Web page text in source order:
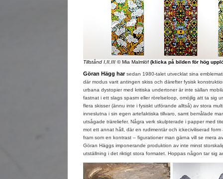
Tillstånd I,II,III © Mia Malmlöf (klicka på bilden för hög
Göran Hägg harsedan 1980-talet utvecklat sina
där modus varit antingen skiss och därefter fysisk
urbana dystopier med kritiska undertoner är inte sällan
fastnat i ett slags spasm eller rörelseloop, omöjlig att ta sig
flera skisser (ännu inte i fysiskt utförande alltså) av stora
inneslutna i sin egen artefaktiska tillvaro, samt bemålade
utsågade träreliefer. Några verk skulpterade i papper med
mot ett annat håll, där en rudimentär och ickeciviliserad
fram som en kontrast – figurationer man gärna vill se mera
Göran Häggs imponerande produktion av inte minst
utställning i det riktigt stora formatet. Hoppas någon tar sig